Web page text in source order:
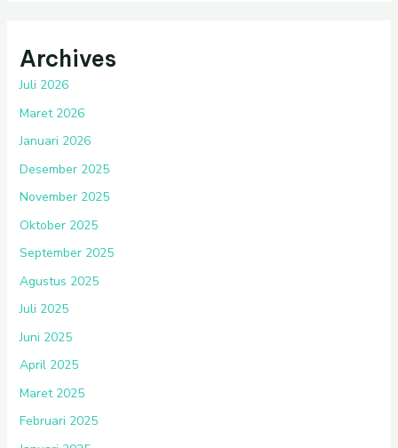
Archives
Juli 2026
Maret 2026
Januari 2026
Desember 2025
November 2025
Oktober 2025
September 2025
Agustus 2025
Juli 2025
Juni 2025
April 2025
Maret 2025
Februari 2025